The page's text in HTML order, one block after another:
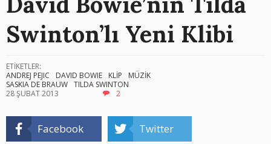
Swinton’lı Yeni Klibi
ETİKETLER:
ANDREJ PEJIC
DAVID BOWIE KLİP
MÜZİK
SASKIA DE BRAUW TILDA SWINTON
28 ŞUBAT 2013
2
Facebook Twitter